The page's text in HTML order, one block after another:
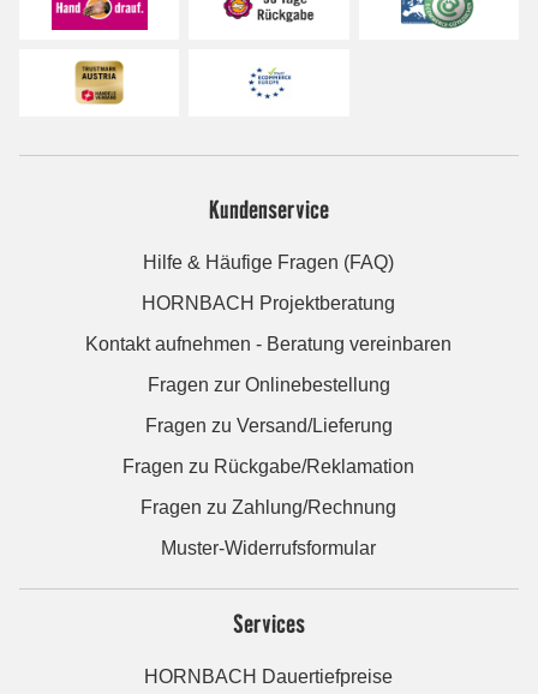
Kundenservice
Hilfe & Häufige Fragen (FAQ)
HORNBACH Projektberatung
Kontakt aufnehmen - Beratung vereinbaren
Fragen zur Onlinebestellung
Fragen zu Versand/Lieferung
Fragen zu Rückgabe/Reklamation
Fragen zu Zahlung/Rechnung
Muster-Widerrufsformular
Services
HORNBACH Dauertiefpreise